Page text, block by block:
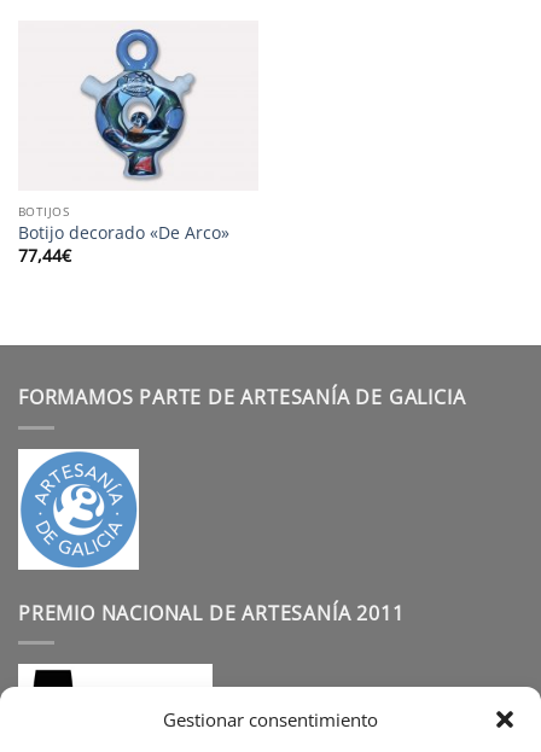
Gestionar consentimiento
BOTIJOS
Botijo decorado «De Arco»
77,44€
FORMAMOS PARTE DE ARTESANÍA DE GALICIA
PREMIO NACIONAL DE ARTESANÍA 2011